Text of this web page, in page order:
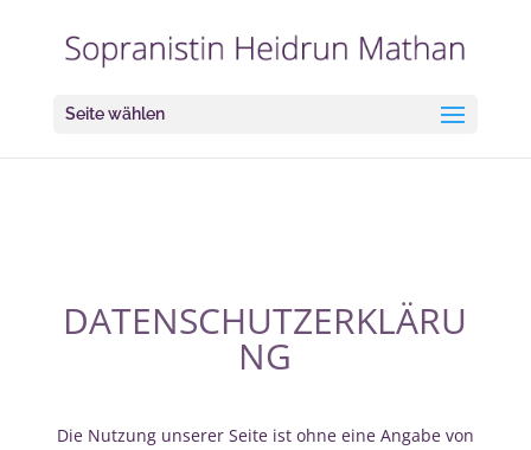
Seite wählen
DATENSCHUTZERKLÄRU
NG
Die Nutzung unserer Seite ist ohne eine Angabe von